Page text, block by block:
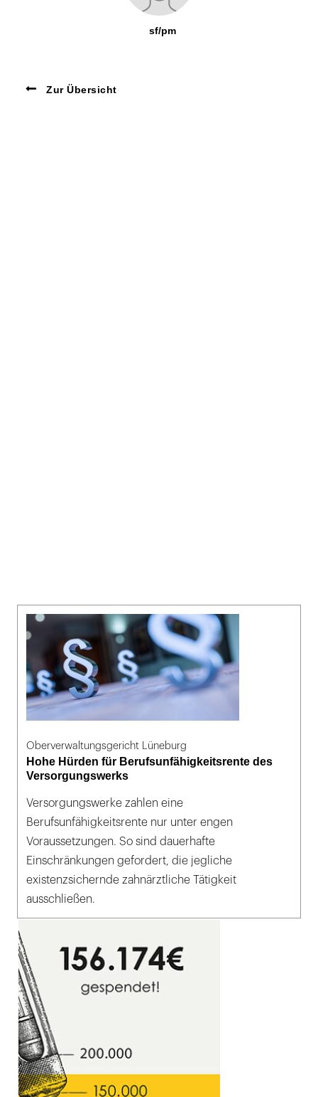
sf/pm
Zur Übersicht
Oberverwaltungsgericht Lüneburg
Hohe Hürden für Berufsunfähigkeitsrente des
Versorgungswerks
Versorgungswerke zahlen eine
Berufsunfähigkeitsrente nur unter engen
Voraussetzungen. So sind dauerhafte
Einschränkungen gefordert, die jegliche
existenzsichernde zahnärztliche Tätigkeit
ausschließen.